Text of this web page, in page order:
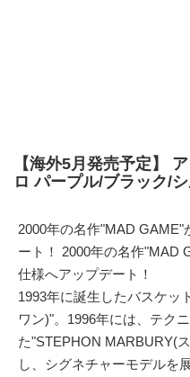
【海外5月発売予定】
ロ パープル/ブラック/
2000年の名作"MAD
ート！ 2000年の名作"MAD
仕様へアップデート！
1993年に誕生したバスケッ
ワン)"。1996年には、テク
た"STEPHON MARBURY(
し、シグネチャーモデルを